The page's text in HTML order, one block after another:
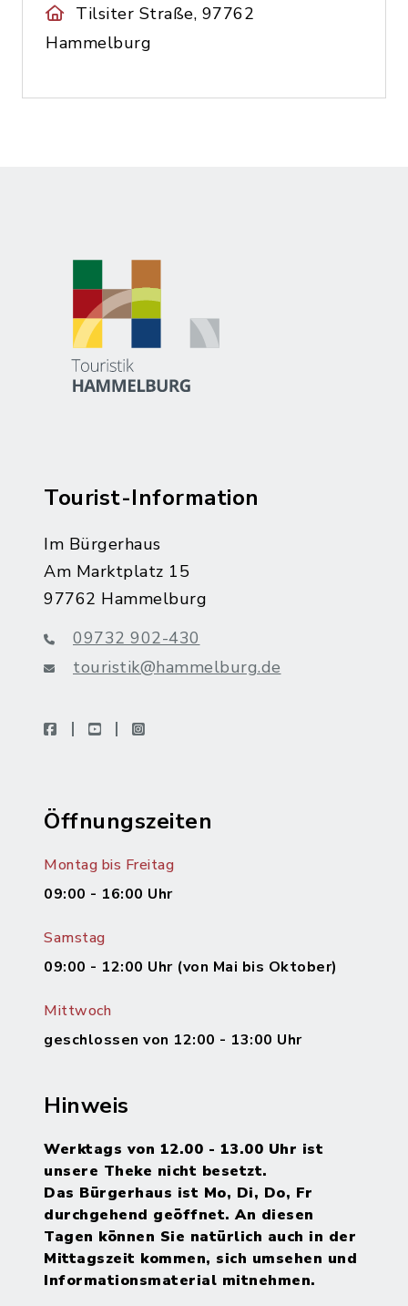
Tilsiter Straße, 97762
Hammelburg
Tourist-Information
Im Bürgerhaus
Am Marktplatz 15
97762 Hammelburg
09732 902-430
touristik@hammelburg.de
facebookyoutubeinstagram
Öffnungszeiten
Montag bis Freitag
09:00 - 16:00 Uhr
Samstag
09:00 - 12:00 Uhr (von Mai bis Oktober)
Mittwoch
geschlossen von 12:00 - 13:00 Uhr
Hinweis
Werktags von 12.00 - 13.00 Uhr ist
unsere Theke nicht besetzt.
Das Bürgerhaus ist Mo, Di, Do, Fr
durchgehend geöffnet. An diesen
Tagen können Sie natürlich auch in der
Mittagszeit kommen, sich umsehen und
Informationsmaterial mitnehmen.